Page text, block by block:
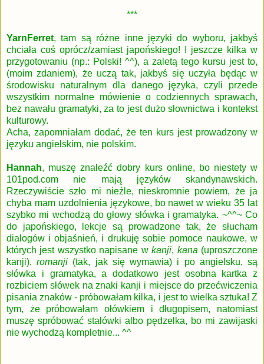
***
YarnFerret, tam są różne inne języki do wyboru, jakbyś
chciała coś oprócz/zamiast japońskiego! I jeszcze kilka w
przygotowaniu (np.: Polski! ^^), a zaletą tego kursu jest to,
(moim zdaniem), że uczą tak, jakbyś się uczyła będąc w
środowisku naturalnym dla danego języka, czyli przede
wszystkim normalne mówienie o codziennych sprawach,
bez nawału gramatyki, za to jest dużo słownictwa i kontekst
kulturowy.
Acha, zapomniałam dodać, że ten kurs jest prowadzony w
języku angielskim, nie polskim.
Hannah, muszę znaleźć dobry kurs online, bo niestety w
101pod.com nie mają języków skandynawskich.
Rzeczywiście szło mi nieźle, nieskromnie powiem, że ja
chyba mam uzdolnienia językowe, bo nawet w wieku 35 lat
szybko mi wchodzą do głowy słówka i gramatyka. ~^^~ Co
do japońskiego, lekcje są prowadzone tak, że słucham
dialogów i objaśnień, i drukuję sobie pomoce naukowe, w
których jest wszystko napisane wkanji, kana (uproszczone
kanji),romanji (tak, jak się wymawia) i po angielsku, są
słówka i gramatyka, a dodatkowo jest osobna kartka z
rozbiciem słówek na znaki kanji i miejsce do przećwiczenia
pisania znaków - próbowałam kilka, i jest to wielka sztuka! Z
tym, że próbowałam ołówkiem i długopisem, natomiast
muszę spróbować stalówki albo pędzelka, bo mi zawijaski
nie wychodzą kompletnie... ^^